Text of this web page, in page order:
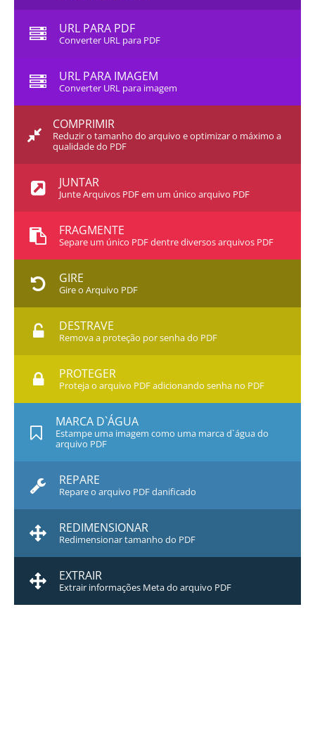
URL PARA PDF
Converter URL para PDF
URL PARA IMAGEM
Converter URL para imagem
COMPRIMIR
Reduzir o tamanho do arquivo e optimizar o máximo a
qualidade do PDF
JUNTAR
Junte Arquivos PDF em um único arquivo PDF
FRAGMENTE
Separe um único PDF dentre diversos arquivos PDF
GIRE
Gire o Arquivo PDF
DESTRAVE
Remova a proteção por senha do PDF
PROTEGER
Proteja o arquivo PDF adicionando senha no PDF
MARCA D`ÁGUA
Estampe uma imagem como uma marca d`água do
arquivo PDF
REPARE
Repare o arquivo PDF danificado
REDIMENSIONAR
Redimensionar tamanho do PDF
EXTRAIR
Extrair informações Meta do arquivo PDF